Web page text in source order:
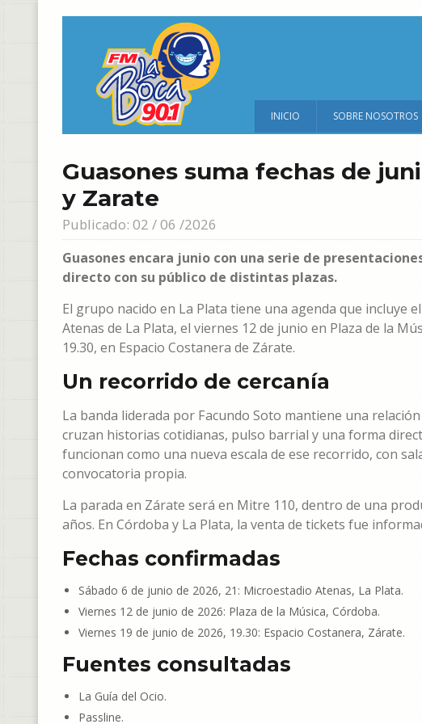
INICIO SOBRE NOSOTROS
Guasones suma fechas de
y Zarate
Publicado: 02 / 06 /2026
Guasones encara junio con una serie de
directo con su público de distintas plazas.
El grupo nacido en La Plata tiene una agenda que incluye
Atenas de La Plata, el viernes 12 de junio en Plaza de la
19.30, en Espacio Costanera de Zárate.
Un recorrido de cercanía
La banda liderada por Facundo Soto mantiene una
cruzan historias cotidianas, pulso barrial y una forma
funcionan como una nueva escala de ese recorrido, con
convocatoria propia.
La parada en Zárate será en Mitre 110, dentro de una
años. En Córdoba y La Plata, la venta de tickets fue
Fechas confirmadas
Sábado 6 de junio de 2026, 21: Microestadio Atenas, La Plata.
Viernes 12 de junio de 2026: Plaza de la Música, Córdoba.
Viernes 19 de junio de 2026, 19.30: Espacio Costanera, Zárate.
Fuentes consultadas
La Guía del Ocio.
Passline.